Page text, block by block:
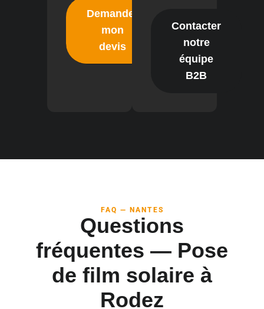
Demander
mon
devis
Contacter
notre
équipe
B2B
FAQ — NANTES
Questions
fréquentes — Pose
de film solaire à
Rodez